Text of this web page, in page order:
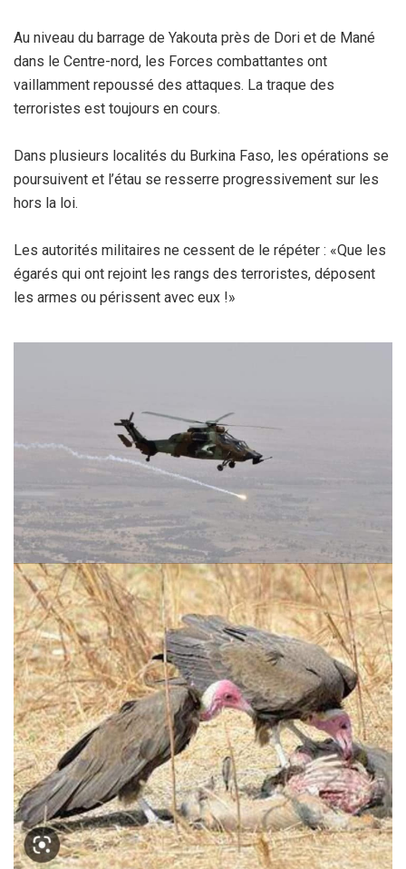
Au niveau du barrage de Yakouta près de Dori et de Mané
dans le Centre-nord, les Forces combattantes ont
vaillamment repoussé des attaques. La traque des
terroristes est toujours en cours.
Dans plusieurs localités du Burkina Faso, les opérations se
poursuivent et l’étau se resserre progressivement sur les
hors la loi.
Les autorités militaires ne cessent de le répéter : «Que les
égarés qui ont rejoint les rangs des terroristes, déposent
les armes ou périssent avec eux !»